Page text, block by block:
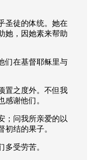
圣徒的体统。她在
她，因她素来帮助
们在基督耶稣里与
置之度外。不但我
感谢他们。
；问我所亲爱的以
初结的果子。
多受劳苦。